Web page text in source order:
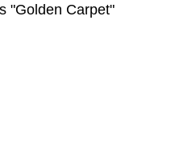
"Golden Carpet"